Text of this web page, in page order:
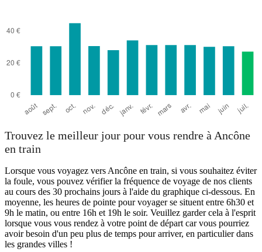
Trouvez le meilleur jour pour vous rendre à Ancône
en train
Lorsque vous voyagez vers Ancône en train, si vous souhaitez éviter
la foule, vous pouvez vérifier la fréquence de voyage de nos clients
au cours des 30 prochains jours à l'aide du graphique ci-dessous. En
moyenne, les heures de pointe pour voyager se situent entre 6h30 et
9h le matin, ou entre 16h et 19h le soir. Veuillez garder cela à l'esprit
lorsque vous vous rendez à votre point de départ car vous pourriez
avoir besoin d'un peu plus de temps pour arriver, en particulier dans
les grandes villes !